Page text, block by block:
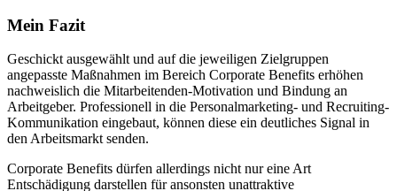
Mein Fazit
Geschickt ausgewählt und auf die jeweiligen Zielgruppen
angepasste Maßnahmen im Bereich Corporate Benefits erhöhen
nachweislich die Mitarbeitenden-Motivation und Bindung an
Arbeitgeber. Professionell in die Personalmarketing- und Recruiting-
Kommunikation eingebaut, können diese ein deutliches Signal in
den Arbeitsmarkt senden.
Corporate Benefits dürfen allerdings nicht nur eine Art
Entschädigung darstellen für ansonsten unattraktive